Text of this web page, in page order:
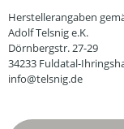
Herstellerangaben
Adolf Telsnig e.K.
Dörnbergstr. 27-29
34233 Fuldatal-
info@telsnig.de